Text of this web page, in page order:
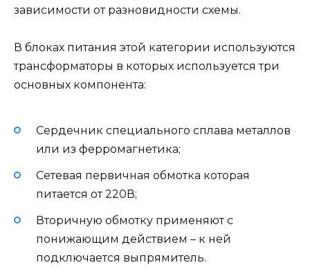
зависимости от разновидности схемы.
В блоках питания этой категории используются
трансформаторы в которых используется три
основных компонента:
Сердечник специального сплава металлов
или из ферромагнетика;
Сетевая первичная обмотка которая
питается от 220В;
Вторичную обмотку применяют с
понижающим действием – к ней
подключается выпрямитель.